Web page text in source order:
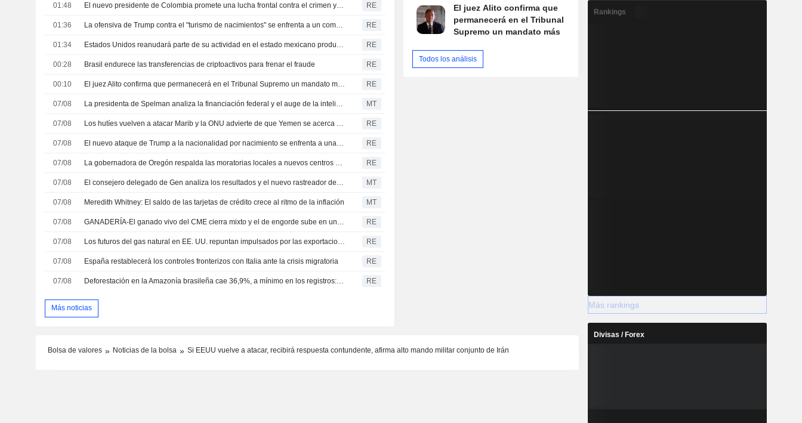
01:48 RE
01:36 RE
01:34 RE
00:28 Brasil endurece las transferencias de criptoactivos para frenar el fraude RE
00:10 RE
07/08 MT
07/08 RE
07/08 RE
07/08 RE
07/08 MT
07/08 Meredith Whitney: El saldo de las tarjetas de crédito crece al ritmo de la inflación MT
07/08 RE
07/08 RE
07/08 España restablecerá los controles fronterizos con Italia ante la crisis migratoria RE
07/08 RE
Más noticias
El juez Alito confirma que
permanecerá en el Tribunal
Supremo un mandato más
Todos los análisis
Bolsa de valores Noticias de la bolsa Si EEUU vuelve a atacar, recibirá respuesta contundente, afirma alto mando militar conjunto de Irán
Rankings
Más rankings
Divisas / Forex